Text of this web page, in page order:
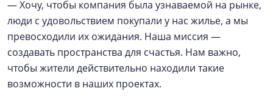
— Хочу, чтобы компания была узнаваемой на рынке,
люди с удовольствием покупали у нас жилье, а мы
превосходили их ожидания. Наша миссия —
создавать пространства для счастья. Нам важно,
чтобы жители действительно находили такие
возможности в наших проектах.